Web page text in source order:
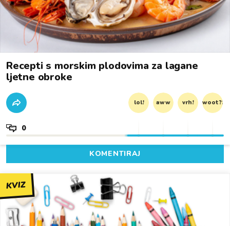
Recepti s morskim plodovima za lagane
ljetne obroke
lol! aww vrh! woot?!
0
KOMENTIRAJ
KVIZ